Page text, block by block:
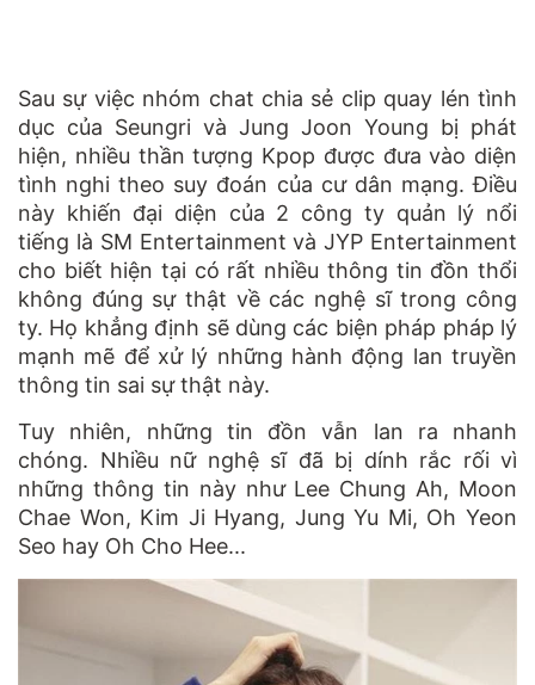
Sau sự việc nhóm chat chia sẻ clip quay lén tình
dục của Seungri và Jung Joon Young bị phát
hiện, nhiều thần tượng Kpop được đưa vào diện
tình nghi theo suy đoán của cư dân mạng. Điều
này khiến đại diện của 2 công ty quản lý nổi
tiếng là SM Entertainment và JYP Entertainment
cho biết hiện tại có rất nhiều thông tin đồn thổi
không đúng sự thật về các nghệ sĩ trong công
ty. Họ khẳng định sẽ dùng các biện pháp pháp lý
mạnh mẽ để xử lý những hành động lan truyền
thông tin sai sự thật này.
Tuy nhiên, những tin đồn vẫn lan ra nhanh
chóng. Nhiều nữ nghệ sĩ đã bị dính rắc rối vì
những thông tin này như Lee Chung Ah, Moon
Chae Won, Kim Ji Hyang, Jung Yu Mi, Oh Yeon
Seo hay Oh Cho Hee...